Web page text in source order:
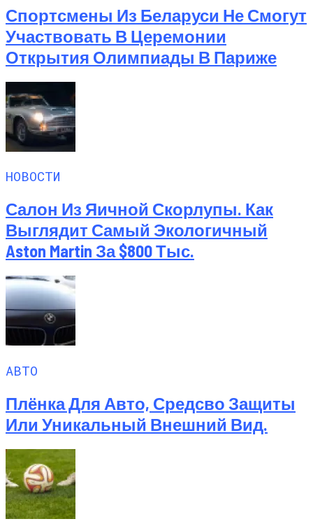
Спортсмены Из Беларуси Не Смогут
Участвовать В Церемонии
Открытия Олимпиады В Париже
НОВОСТИ
Салон Из Яичной Скорлупы. Как
Выглядит Самый Экологичный
Aston Martin За $800 Тыс.
АВТО
Плёнка Для Авто, Средсво Защиты
Или Уникальный Внешний Вид.